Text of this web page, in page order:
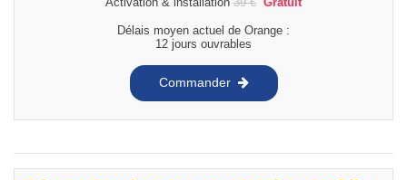
Délais moyen actuel de Orange :
12 jours ouvrables
Commander